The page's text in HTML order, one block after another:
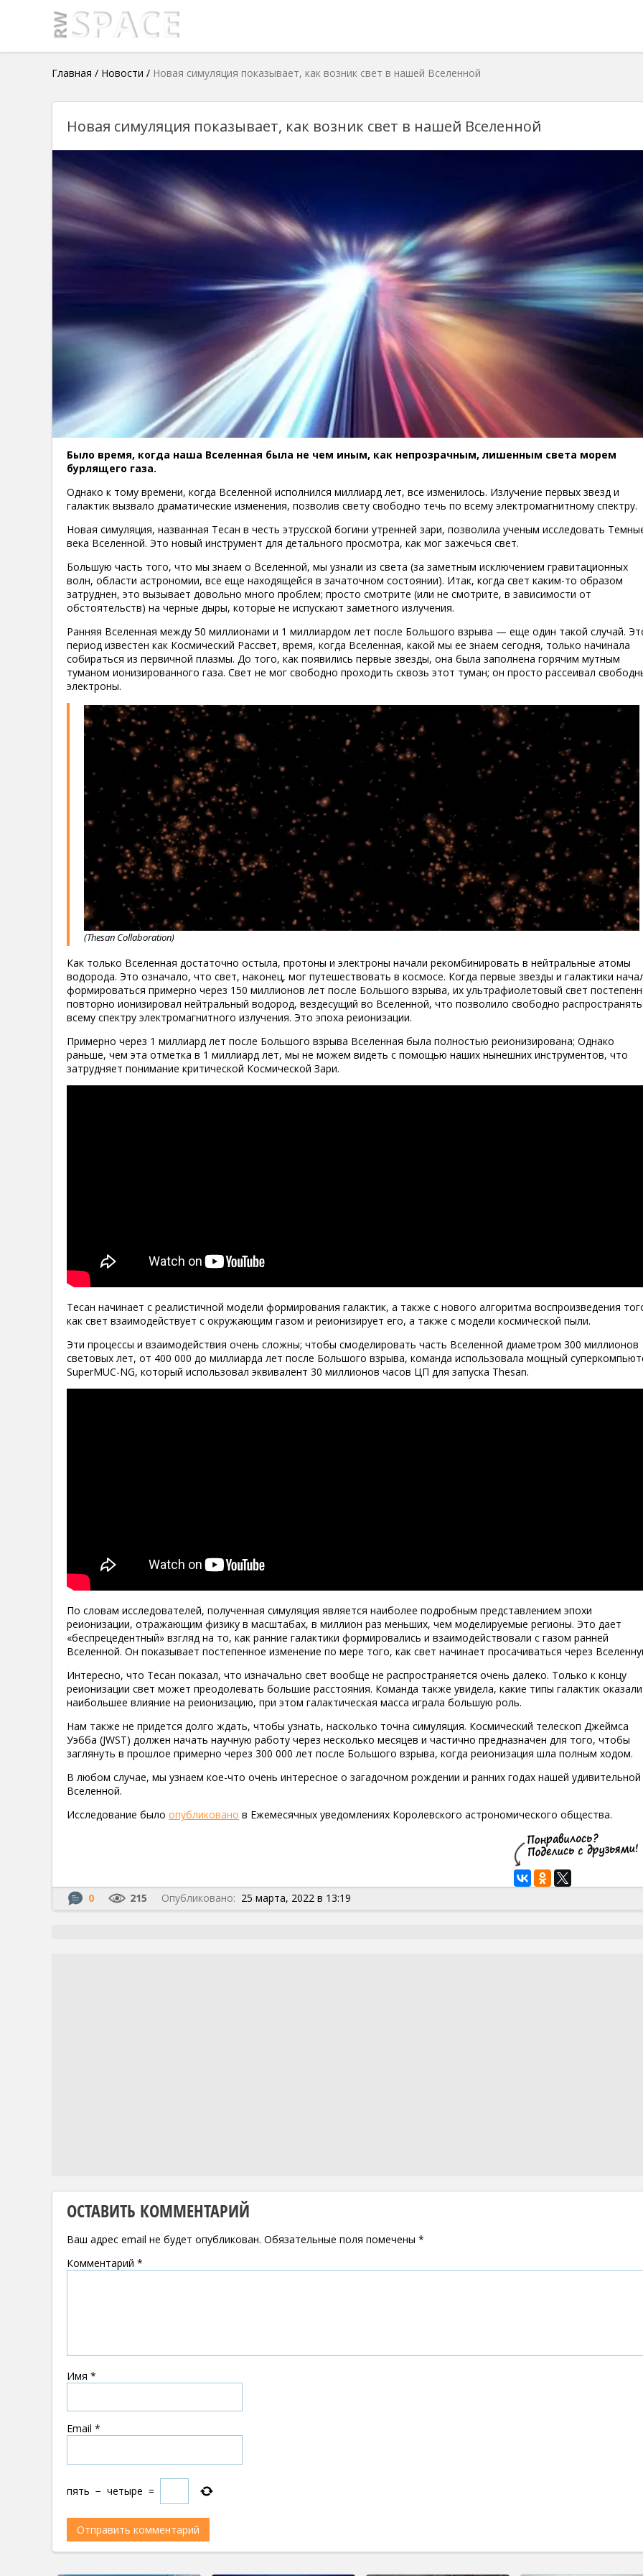
Главная / Новости / Новая симуляция показывает, как возник свет в нашей Вселенной
Новая симуляция показывает, как возник свет в нашей Вселенной
Скорость
Было время, когда наша Вселенная была не чем иным, как непрозрачным, лишенным света морем
бурлящего газа.
Однако к тому времени, когда Вселенной исполнился миллиард лет, все изменилось. Излучение первых звезд и
галактик вызвало драматические изменения, позволив свету свободно течь по всему электромагнитному спектру.
Новая симуляция, названная Тесан в честь этрусской богини утренней зари, позволила ученым исследовать
века Вселенной. Это новый инструмент для детального просмотра, как мог зажечься свет.
Большую часть того, что мы знаем о Вселенной, мы узнали из света (за заметным исключением гравитационных
волн, области астрономии, все еще находящейся в зачаточном состоянии). Итак, когда свет каким-то образом
затруднен, это вызывает довольно много проблем; просто смотрите (или не смотрите, в зависимости от
обстоятельств) на черные дыры, которые не испускают заметного излучения.
Ранняя Вселенная между 50 миллионами и 1 миллиардом лет после Большого взрыва — еще один такой случай.
период известен как Космический Рассвет, время, когда Вселенная, какой мы ее знаем сегодня, только начинала
собираться из первичной плазмы. До того, как появились первые звезды, она была заполнена горячим мутным
туманом ионизированного газа. Свет не мог свободно проходить сквозь этот туман; он просто рассеивал
электроны.
(Thesan Collaboration)
Как только Вселенная достаточно остыла, протоны и электроны начали рекомбинировать в нейтральные атомы
водорода. Это означало, что свет, наконец, мог путешествовать в космосе. Когда первые звезды и галактики
формироваться примерно через 150 миллионов лет после Большого взрыва, их ультрафиолетовый свет
повторно ионизировал нейтральный водород, вездесущий во Вселенной, что позволило свободно
всему спектру электромагнитного излучения. Это эпоха реионизации.
Примерно через 1 миллиард лет после Большого взрыва Вселенная была полностью реионизирована; Однако
раньше, чем эта отметка в 1 миллиард лет, мы не можем видеть с помощью наших нынешних инструментов, что
затрудняет понимание критической Космической Зари.
Тесан начинает с реалистичной модели формирования галактик, а также с нового алгоритма воспроизведения
как свет взаимодействует с окружающим газом и реионизирует его, а также с модели космической пыли.
Эти процессы и взаимодействия очень сложны; чтобы смоделировать часть Вселенной диаметром 300 миллионов
световых лет, от 400 000 до миллиарда лет после Большого взрыва, команда использовала мощный
SuperMUC-NG, который использовал эквивалент 30 миллионов часов ЦП для запуска Thesan.
По словам исследователей, полученная симуляция является наиболее подробным представлением эпохи
реионизации, отражающим физику в масштабах, в миллион раз меньших, чем моделируемые регионы. Это дает
«беспрецедентный» взгляд на то, как ранние галактики формировались и взаимодействовали с газом ранней
Вселенной. Он показывает постепенное изменение по мере того, как свет начинает просачиваться через
Интересно, что Тесан показал, что изначально свет вообще не распространяется очень далеко. Только к концу
реионизации свет может преодолевать большие расстояния. Команда также увидела, какие типы галактик оказали
наибольшее влияние на реионизацию, при этом галактическая масса играла большую роль.
Нам также не придется долго ждать, чтобы узнать, насколько точна симуляция. Космический телескоп Джеймса
Уэбба (JWST) должен начать научную работу через несколько месяцев и частично предназначен для того, чтобы
заглянуть в прошлое примерно через 300 000 лет после Большого взрыва, когда реионизация шла полным ходом.
В любом случае, мы узнаем кое-что очень интересное о загадочном рождении и ранних годах нашей удивительной
Вселенной.
Исследование было опубликовано в Ежемесячных уведомлениях Королевского астрономического общества.
0 215 Опубликовано: 25 марта, 2022 в 13:19
ОСТАВИТЬ КОММЕНТАРИЙ
Ваш адрес email не будет опубликован. Обязательные поля помечены *
Комментарий *
Имя *
Email *
пять − четыре =